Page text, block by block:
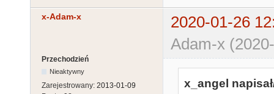
x-Adam-x
2020-01-26
Adam-x
Przechodzień
Nieaktywny
Zarejestrowany: 2013-01-09
x_angel